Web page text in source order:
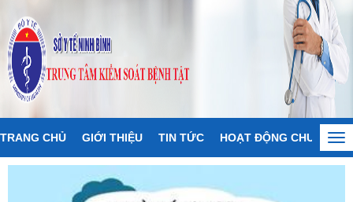
TRANG CHỦ GIỚI THIỆU TIN TỨC HOẠT ĐỘNG CHUYÊN